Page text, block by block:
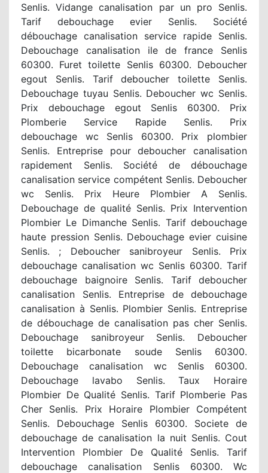
Senlis. Vidange canalisation par un pro Senlis.
Tarif debouchage evier Senlis. Société
débouchage canalisation service rapide Senlis.
Debouchage canalisation ile de france Senlis
60300. Furet toilette Senlis 60300. Deboucher
egout Senlis. Tarif deboucher toilette Senlis.
Debouchage tuyau Senlis. Deboucher wc Senlis.
Prix debouchage egout Senlis 60300. Prix
Plomberie Service Rapide Senlis. Prix
debouchage wc Senlis 60300. Prix plombier
Senlis. Entreprise pour deboucher canalisation
rapidement Senlis. Société de débouchage
canalisation service compétent Senlis. Deboucher
wc Senlis. Prix Heure Plombier A Senlis.
Debouchage de qualité Senlis. Prix Intervention
Plombier Le Dimanche Senlis. Tarif debouchage
haute pression Senlis. Debouchage evier cuisine
Senlis. ; Deboucher sanibroyeur Senlis. Prix
debouchage canalisation wc Senlis 60300. Tarif
debouchage baignoire Senlis. Tarif deboucher
canalisation Senlis. Entreprise de debouchage
canalisation à Senlis. Plombier Senlis. Entreprise
de débouchage de canalisation pas cher Senlis.
Debouchage sanibroyeur Senlis. Deboucher
toilette bicarbonate soude Senlis 60300.
Debouchage canalisation wc Senlis 60300.
Debouchage lavabo Senlis. Taux Horaire
Plombier De Qualité Senlis. Tarif Plomberie Pas
Cher Senlis. Prix Horaire Plombier Compétent
Senlis. Debouchage Senlis 60300. Societe de
debouchage de canalisation la nuit Senlis. Cout
Intervention Plombier De Qualité Senlis. Tarif
debouchage canalisation Senlis 60300. Wc